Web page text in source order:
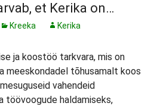
et Kerika on…
Kreeka Kerika
ja koostöö tarkvara, mis on
meeskondadel tõhusamalt koos
vahendeid
töövoogude haldamiseks,